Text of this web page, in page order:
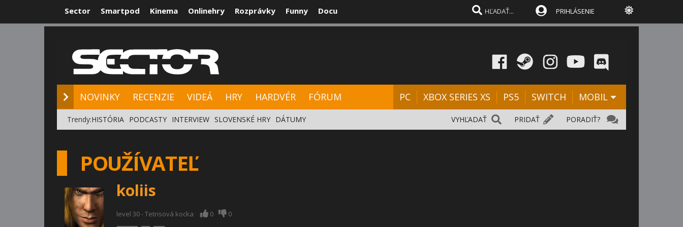
Sector Smartpod Kinema Onlinehry Rozprávky Funny Docu PRIHLÁSENIE
NOVINKY RECENZIE VIDEÁ HRY HARDVÉR FÓRUM PC XBOX SERIES XS PS5 SWITCH MOBIL
PORADIŤ?
PRIDAŤ
VYHĽADAŤ
Trendy:HISTÓRIA PODCASTY INTERVIEW SLOVENSKÉ HRY DÁTUMY
POUŽÍVATEĽ
koliis
level 30 - Tetrisová kocka 0 0